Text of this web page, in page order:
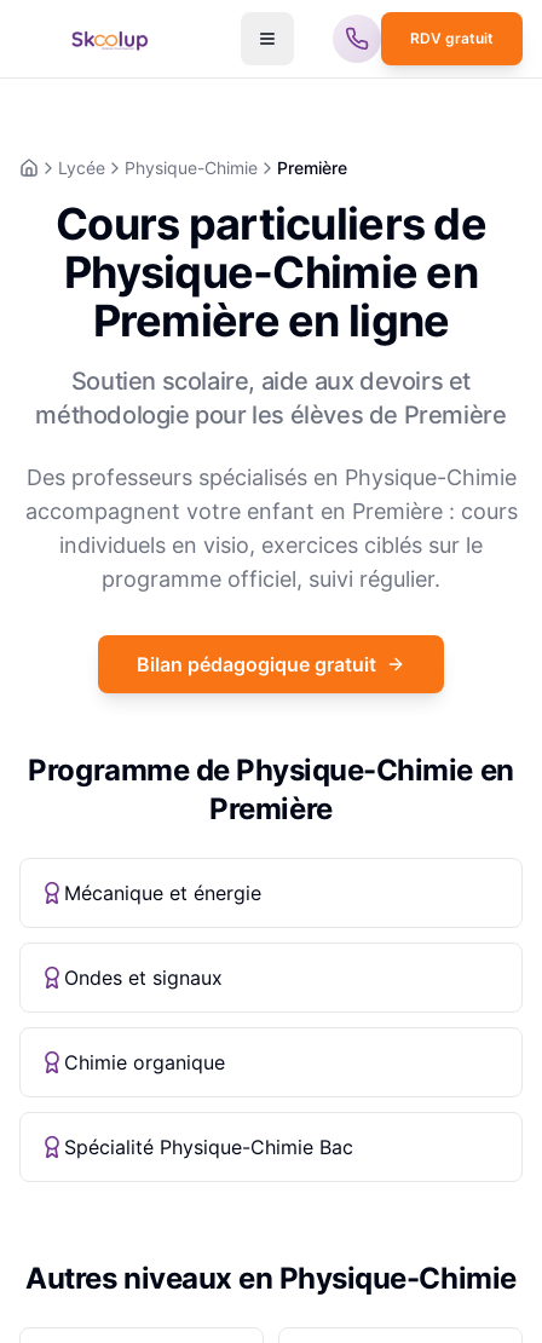
RDV gratuit
AccueilLycée Physique-Chimie Première
Cours particuliers de
Physique-Chimie en
Première en ligne
Soutien scolaire, aide aux devoirs et
méthodologie pour les élèves de Première
Des professeurs spécialisés en Physique-Chimie
accompagnent votre enfant en Première: cours
individuels en visio, exercices ciblés sur le
programme officiel, suivi régulier.
Bilan pédagogique gratuit
Programme de Physique-Chimie en
Première
Mécanique et énergie
Ondes et signaux
Chimie organique
Spécialité Physique-Chimie Bac
Autres niveaux en Physique-Chimie